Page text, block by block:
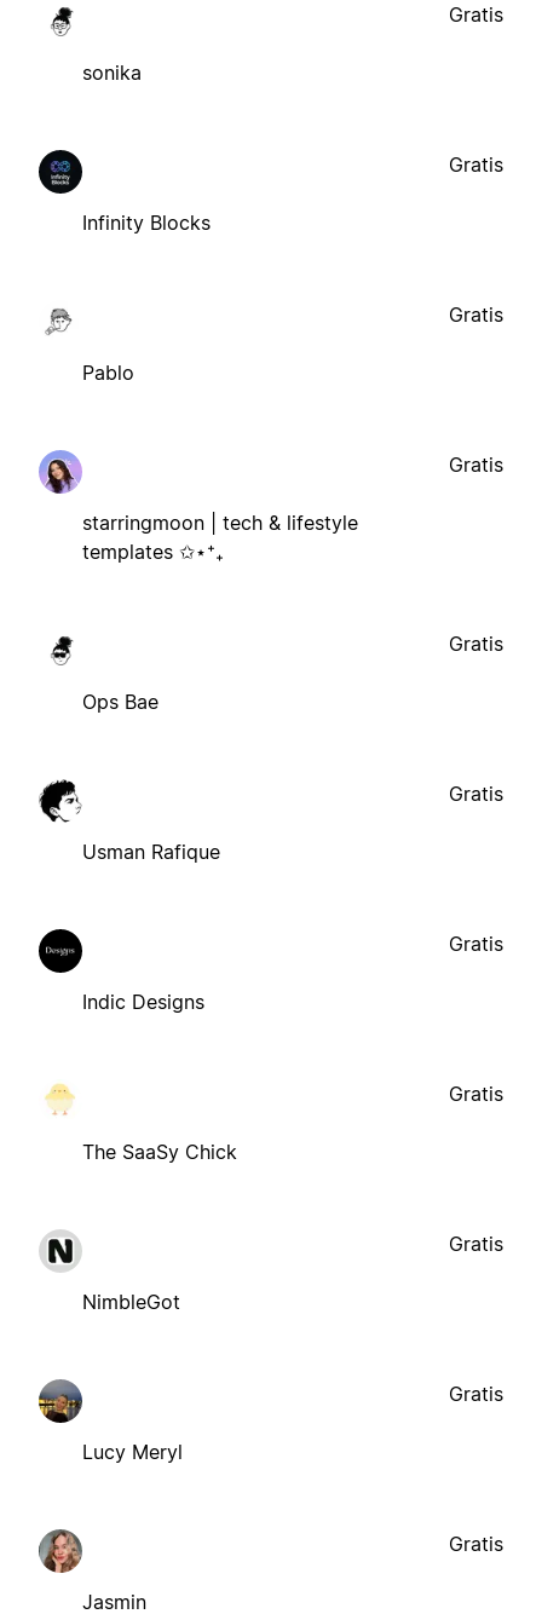
sonika
Gratis
Infinity Blocks
Gratis
Pablo
Gratis
starringmoon | tech & lifestyle
templates ✩⋆⁺₊
Gratis
Ops Bae
Gratis
Usman Rafique
Gratis
Indic Designs
Gratis
The SaaSy Chick
Gratis
NimbleGot
Gratis
Lucy Meryl
Gratis
Jasmin
Gratis